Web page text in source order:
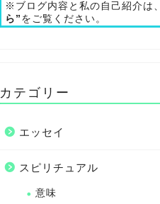
※ブログ内容と私の自己紹介は、
ら” をご覧ください。
カテゴリー
エッセイ
スピリチュアル
意味